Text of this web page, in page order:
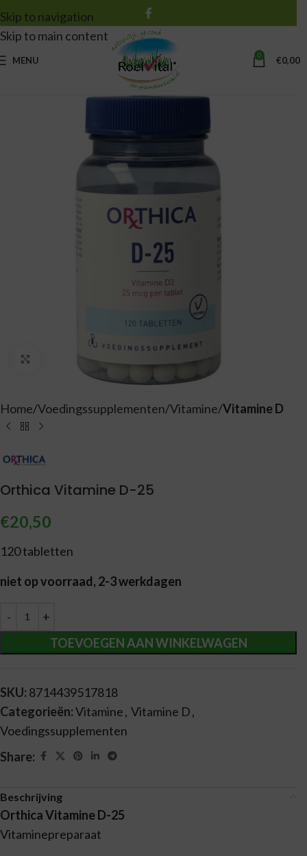
Skip to navigation
Skip to main content
MENU 0 €0,00
Vergroten
Home Voedingssupplementen Vitamine Vitamine D
Orthica Vitamine D-25
€20,50
120 tabletten
niet op voorraad, 2-3 werkdagen
TOEVOEGEN AAN WINKELWAGEN
Alternative:
SKU: 8714439517818
Categorieën:Vitamine, Vitamine D,
Voedingssupplementen
Share:
Beschrijving
Orthica Vitamine D-25
Vitaminepreparaat